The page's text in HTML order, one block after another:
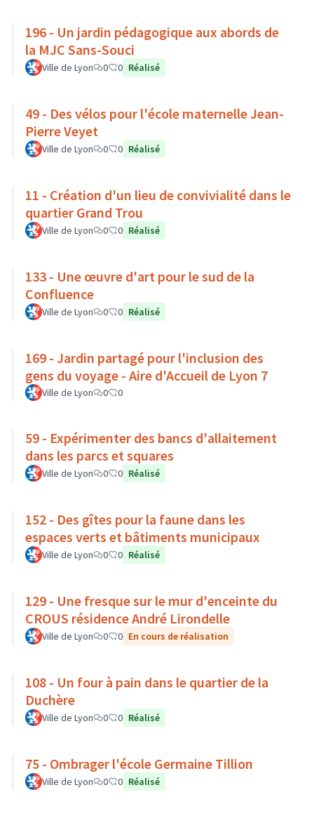
196 - Un jardin pédagogique aux abords de
la MJC Sans-Souci
Ville de Lyon 0 0 Réalisé
49 - Des vélos pour l'école maternelle Jean-
Pierre Veyet
Ville de Lyon 0 0 Réalisé
11 - Création d'un lieu de convivialité dans le
quartier Grand Trou
Ville de Lyon 0 0 Réalisé
133 - Une œuvre d'art pour le sud de la
Confluence
Ville de Lyon 0 0 Réalisé
169 - Jardin partagé pour l'inclusion des
gens du voyage - Aire d'Accueil de Lyon 7
Ville de Lyon 0 0
59 - Expérimenter des bancs d'allaitement
dans les parcs et squares
Ville de Lyon 0 0 Réalisé
152 - Des gîtes pour la faune dans les
espaces verts et bâtiments municipaux
Ville de Lyon 0 0 Réalisé
129 - Une fresque sur le mur d'enceinte du
CROUS résidence André Lirondelle
Ville de Lyon 0 0 En cours de réalisation
108 - Un four à pain dans le quartier de la
Duchère
Ville de Lyon 0 0 Réalisé
75 - Ombrager l'école Germaine Tillion
Ville de Lyon 0 0 Réalisé